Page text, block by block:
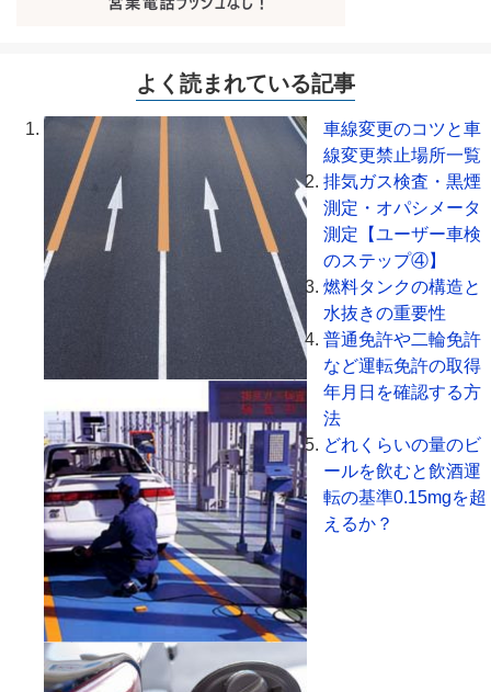
よく読まれている記事
車線変更のコツと車
線変更禁止場所一覧
排気ガス検査・黒煙
測定・オパシメータ
測定【ユーザー車検
のステップ④】
燃料タンクの構造と
水抜きの重要性
普通免許や二輪免許
など運転免許の取得
年月日を確認する方
法
どれくらいの量のビ
ールを飲むと飲酒運
転の基準0.15mgを超
えるか？